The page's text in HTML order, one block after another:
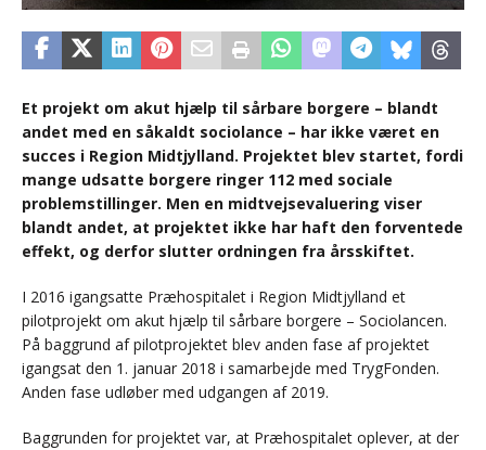
Et projekt om akut hjælp til sårbare borgere – blandt
andet med en såkaldt sociolance – har ikke været en
succes i Region Midtjylland. Projektet blev startet, fordi
mange udsatte borgere ringer 112 med sociale
problemstillinger. Men en midtvejsevaluering viser
blandt andet, at projektet ikke har haft den forventede
effekt, og derfor slutter ordningen fra årsskiftet.
I 2016 igangsatte Præhospitalet i Region Midtjylland et
pilotprojekt om akut hjælp til sårbare borgere – Sociolancen.
På baggrund af pilotprojektet blev anden fase af projektet
igangsat den 1. januar 2018 i samarbejde med TrygFonden.
Anden fase udløber med udgangen af 2019.
Baggrunden for projektet var, at Præhospitalet oplever, at der